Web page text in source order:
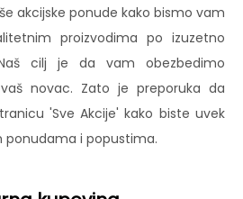
akcijske ponude kako bismo vam
proizvodima po izuzetno
cilj je da vam obezbedimo
novac. Zato je preporuka da
'Sve Akcije' kako biste uvek
ponudama i popustima.